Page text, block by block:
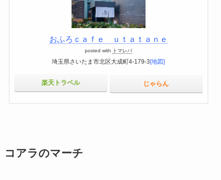
おふろｃａｆｅ ｕｔａｔａｎｅ
posted with トマレバ
埼玉県さいたま市北区大成町4-179-3 [地図]
楽天トラベル じゃらん
コアラのマーチ